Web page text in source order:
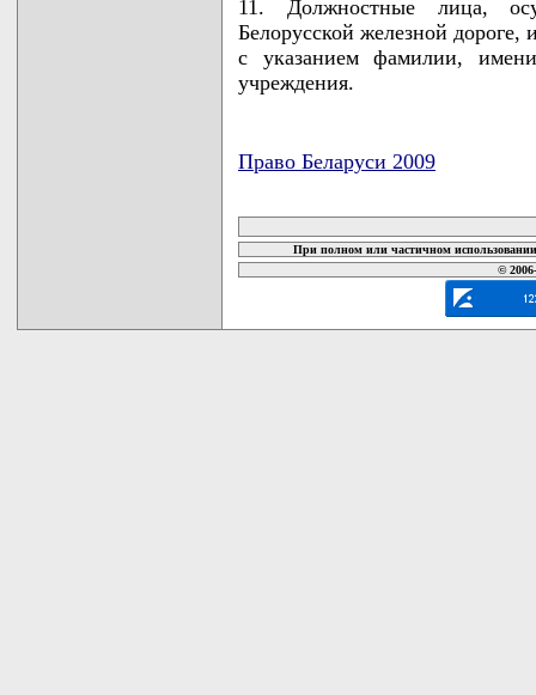
11. Должностные лица,
Белорусской железной
с указанием фамилии,
учреждения.
Право Беларуси 2009
При полном или частичном
©